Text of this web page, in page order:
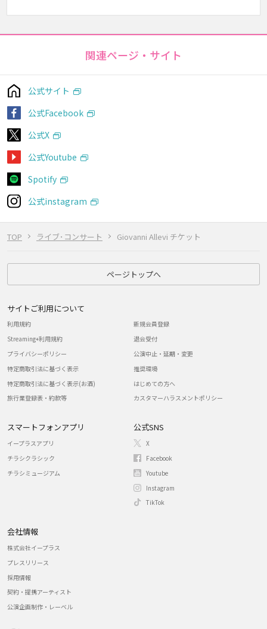
TOP ライブ･コンサート Giovanni Allevi チケット
関連ページ・サイト
公式サイト
公式Facebook
公式X
公式Youtube
Spotify
公式instagram
ページトップへ
サイトご利用について
利用規約
Streaming+利用規約
プライバシーポリシー
特定商取引法に基づく表示
特定商取引法に基づく表示(お酒)
旅行業登録表・約款等
新規会員登録
退会受付
公演中止・延期・変更
推奨環境
はじめての方へ
カスタマーハラスメントポリシー
スマートフォンアプリ
イープラスアプリ
チラシクラシック
チラシミュージアム
公式SNS
X
Facebook
Youtube
Instagram
TikTok
会社情報
株式会社イープラス
プレスリリース
採用情報
契約・提携アーティスト
公演企画制作・レーベル